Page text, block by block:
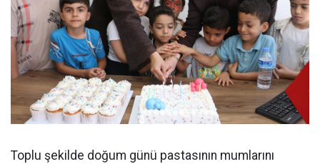
Toplu şekilde doğum günü pastasının mumlarını